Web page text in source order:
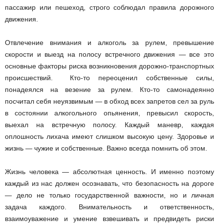
пассажир или пешеход, строго соблюдал правила дорожного
движения.
Отвлечение внимания и алкоголь за рулем, превышение
скорости и выезд на полосу встречного движения — все это
основные факторы риска возникновения дорожно-транспортных
происшествий. Кто-то переоценил собственные силы,
понадеялся на везение за рулем. Кто-то самонадеянно
посчитал себя неуязвимым — в обход всех запретов сел за руль
в состоянии алкогольного опьянения, превысил скорость,
выехал на встречную полосу. Каждый маневр, каждая
оплошность лихача имеют слишком высокую цену. Здоровье и
жизнь — чужие и собственные. Важно всегда помнить об этом.
Жизнь человека — абсолютная ценность. И именно поэтому
каждый из нас должен осознавать, что безопасность на дороге
— дело не только государственной важности, но и личная
задача каждого. Внимательность и ответственность,
взаимоуважение и умение взвешивать и предвидеть риски